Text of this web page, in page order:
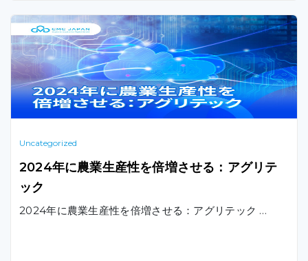
Uncategorized
2024年に農業生産性を倍増させる：アグリテ
ック
2024年に農業生産性を倍増させる：アグリテック …